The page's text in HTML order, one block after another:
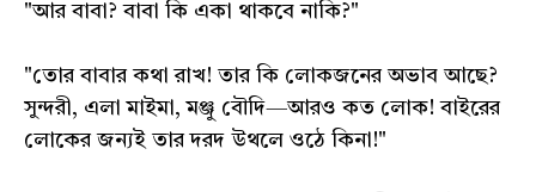
"আর বাবা? বাবা কি একা থাকবে নাকি?"
"তোর বাবার কথা রাখ! তার কি লোকজনের অভাব আছে?
সুন্দরী, এলা মাইমা, মঞ্জু বৌদি—আরও কত লোক! বাইরের
লোকের জন্যই তার দরদ উথলে ওঠে কিনা!"